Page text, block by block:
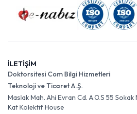
İLETİŞİM
Doktorsitesi Com Bilgi Hizmetleri
Teknoloji ve Ticaret A.Ş.
Maslak Mah. Ahi Evran Cd. A.O.S 55
Kat Kolektif House